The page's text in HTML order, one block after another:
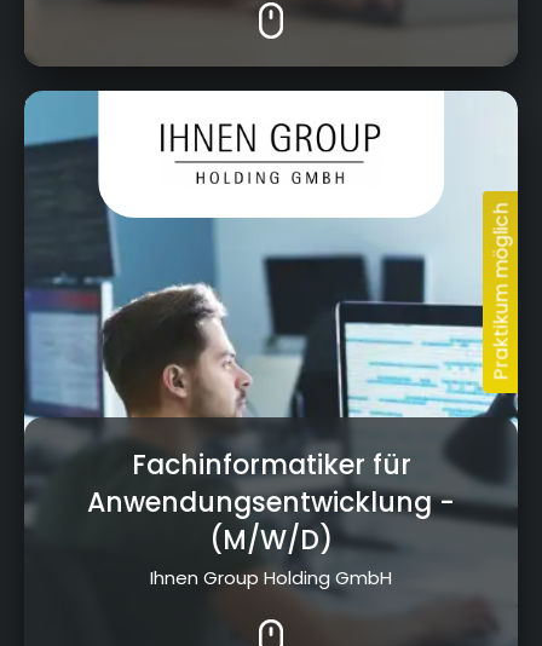
Kressenstein 26, 95326 Kulmbach
Fachinformatiker für
Anwendungsentwicklung-
(M/W/D)
Ihnen Group Holding GmbH